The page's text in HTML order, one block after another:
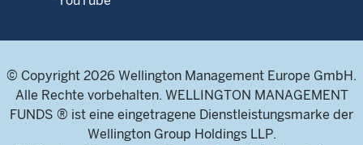
© Copyright 2026 Wellington Management Europe GmbH.
Alle Rechte vorbehalten. WELLINGTON MANAGEMENT
FUNDS ® ist eine eingetragene Dienstleistungsmarke der
Wellington Group Holdings LLP.